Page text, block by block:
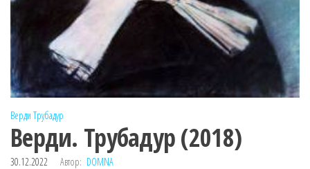
Верди Трубадур
Верди. Трубадур (2018)
30.12.2022 Автор: DOMNA